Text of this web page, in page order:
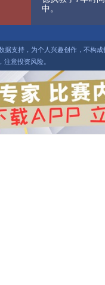
中。
据支持，为个人兴趣创作，不构
意投资风险。